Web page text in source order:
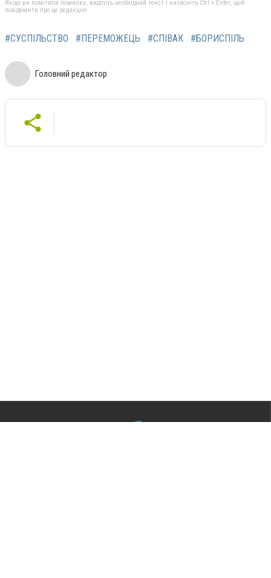
Якщо ви помітили помилку, виділіть необхідний текст і натисніть Ctrl + Enter, щоб
повідомити про це редакцію
#СУСПІЛЬСТВО #ПЕРЕМОЖЕЦЬ #СПІВАК #БОРИСПІЛЬ
Головний редактор